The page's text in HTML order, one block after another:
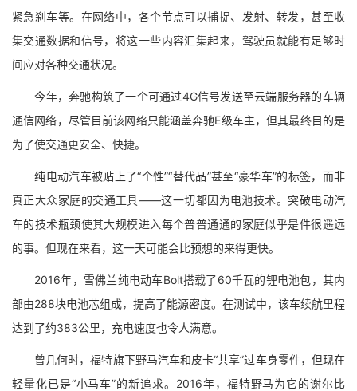
紧急刹车等。在网络中，各个节点可以捕捉、发射、转发，甚至收
集交通数据和信号，将这一些内容汇集起来，驾驶员就能有足够时
间应对各种交通状况。
今年，奔驰构筑了一个可通过4G信号发送至云端服务器的车辆
通信网络，尽管目前该网络只能涵盖奔驰E级车主，但其最终目的是
为了使交通更安全、快捷。
纯电动汽车被贴上了“个性”“替代品”甚至“豪华车”的标签，而非
真正大众家庭的交通工具——这一切都因为电池技术。突破电动汽
车的技术瓶颈使其大规模进入每个普普通通的家庭似乎是件很遥远
的事。但现在来看，这一天可能会比预想的来得更快。
2016年，雪佛兰纯电动车Bolt搭载了60千瓦的锂电池包，其内
部由288块电池芯组成，提高了能源密度。在测试中，该车续航里程
达到了约383公里，充电速度也令人满意。
曾几何时，福特旗下野马汽车和皮卡“共享”过车身零件，但现在
轻量化已是“小马车”的新追求。2016年，福特野马为它的谢尔比